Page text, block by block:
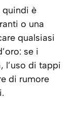
quindi è
o una
qualsiasi
se i
l’uso di tappi
di rumore